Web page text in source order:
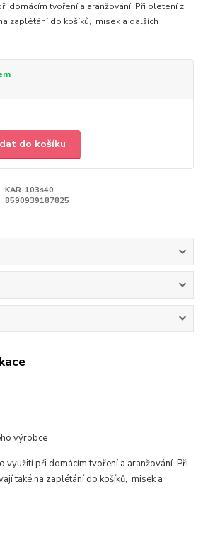
domácím tvoření a aranžování. Při pletení z
zaplétání do košíků, misek a dalších
do košíku
KAR-103s40
8590939187825
výrobce
využití při domácím tvoření a aranžování. Při
také na zaplétání do košíků, misek a